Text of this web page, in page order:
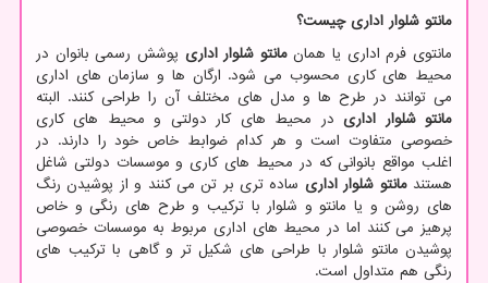
مانتو شلوار اداریچیست؟
مانتوی فرم اداری یا همانمانتو شلوار اداری پوشش رسمی بانوان در
محیط های کاری محسوب می شود. ارگان ها و سازمان های اداری
می توانند در طرح ها و مدل های مختلف آن را طراحی کنند. البته
مانتو شلوار اداری در محیط های کار دولتی و محیط های کاری
خصوصی متفاوت است و هر کدام ضوابط خاص خود را دارند. در
اغلب مواقع بانوانی که در محیط های کاری و موسسات دولتی شاغل
هستندمانتو شلوار اداری ساده تری بر تن می کنند و از پوشیدن رنگ
های روشن و یا مانتو و شلوار با ترکیب و طرح های رنگی و خاص
پرهیز می کنند اما در محیط های اداری مربوط به موسسات خصوصی
پوشیدن مانتو شلوار با طراحی های شکیل تر و گاهی با ترکیب های
رنگی هم متداول است.